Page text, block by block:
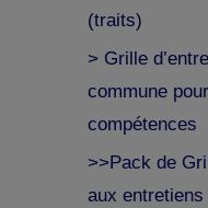
(traits)
> Grille
commune
compétences
>>Pack de
aux entretiens